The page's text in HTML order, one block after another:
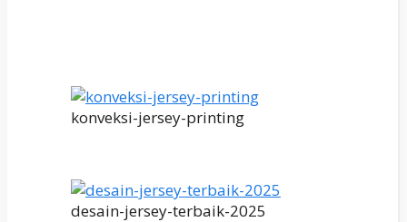
konveksi-jersey-printing
desain-jersey-terbaik-2025